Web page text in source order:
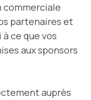
commerciale
partenaires et
ce que vos
aux sponsors
auprès